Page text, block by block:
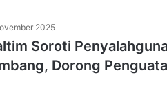
2025
Soroti
Dorong